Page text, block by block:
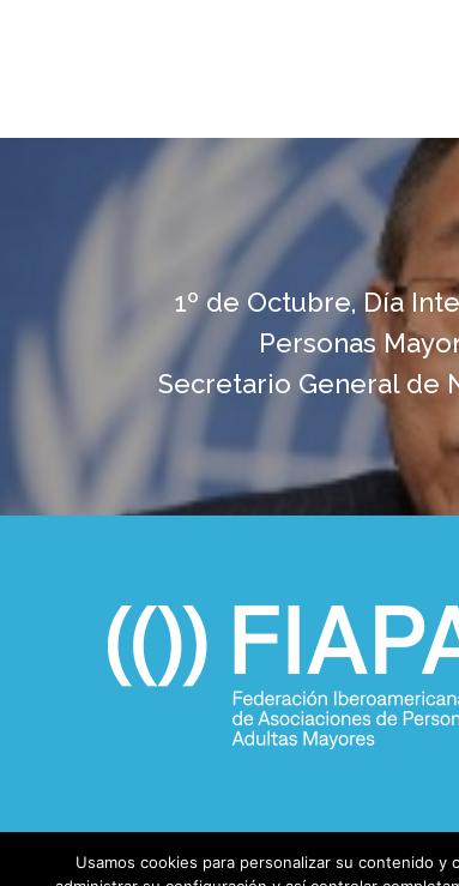
1º de Octubre, Día
Personas
Secretario General de
Usamos cookies para personalizar su contenido